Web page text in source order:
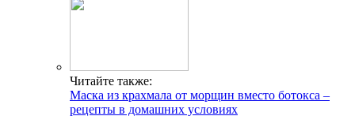
Читайте также:
Маска из крахмала от морщин вместо ботокса –
рецепты в домашних условиях